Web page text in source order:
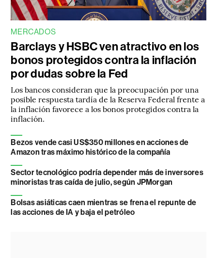
MERCADOS
Barclays y HSBC ven atractivo en los
bonos protegidos contra la inflación
por dudas sobre la Fed
Los bancos consideran que la preocupación por una
posible respuesta tardía de la Reserva Federal frente a
la inflación favorece a los bonos protegidos contra la
inflación.
Bezos vende casi US$350 millones en acciones de
Amazon tras máximo histórico de la compañía
Sector tecnológico podría depender más de inversores
minoristas tras caída de julio, según JPMorgan
Bolsas asiáticas caen mientras se frena el repunte de
las acciones de IA y baja el petróleo